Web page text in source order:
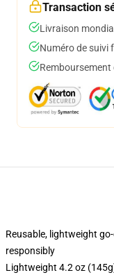
Transaction
Livraison
Numéro de suivi
Remboursement
Reusable, lightweight
responsibly
Lightweight 4.2 oz